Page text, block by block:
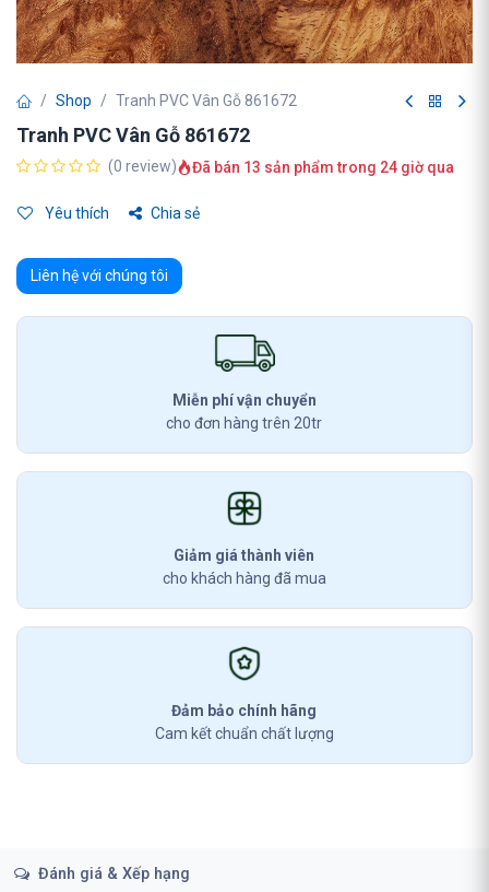
Shop Tranh PVC Vân Gỗ 861672
Tranh PVC Vân Gỗ 861672
(0 review) Đã bán 13 sản phẩm trong 24 giờ qua
Yêu thích Chia sẻ
Liên hệ với chúng tôi
Miễn phí vận chuyển
cho đơn hàng trên 20tr
Giảm giá thành viên
cho khách hàng đã mua
Đảm bảo chính hãng
Cam kết chuẩn chất lượng
Đánh giá & Xếp hạng